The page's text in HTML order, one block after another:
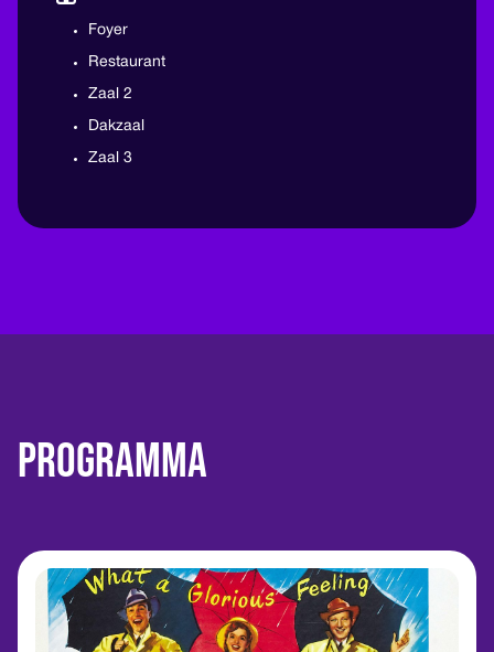
Foyer
Restaurant
Zaal 2
Dakzaal
Zaal 3
Programma